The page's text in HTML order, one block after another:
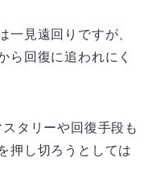
一見遠回りですが、
ら回復に追われにく
タリーや回復手段も
押し切ろうとしては